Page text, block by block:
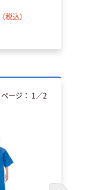
（税込）
ページ： 1 ／2